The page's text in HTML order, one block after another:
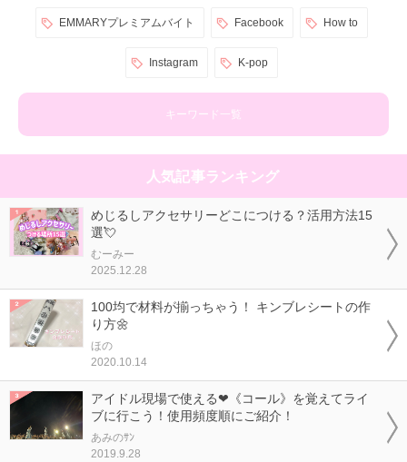
EMMARYプレミアムバイト Facebook How to
Instagram K-pop
キーワード一覧
人気記事ランキング
めじるしアクセサリーどこにつける？活用方法15
選💘
むーみー
2025.12.28
100均で材料が揃っちゃう！ キンブレシートの作
り方🌼
ほの
2020.10.14
アイドル現場で使える❤《コール》を覚えてライ
ブに行こう！使用頻度順にご紹介！
あみのｻﾝ
2019.9.28